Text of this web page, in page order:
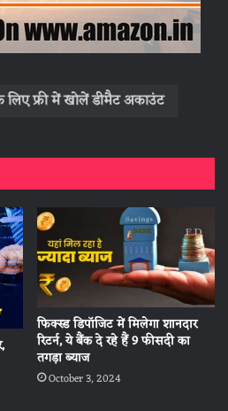
लिए फ्री में खोलें डीमैट अकाउंट
फिक्स्ड डिपॉजिट में मिलेगा शानदार
रिटर्न, ये बैंक दे रहे हैं 9 फीसदी का
तगड़ा ब्याज
October 3, 2024